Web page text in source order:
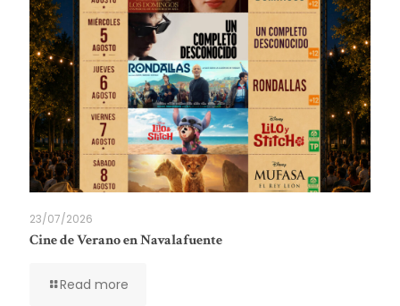
23/07/2026
Cine de Verano en Navalafuente
Read more